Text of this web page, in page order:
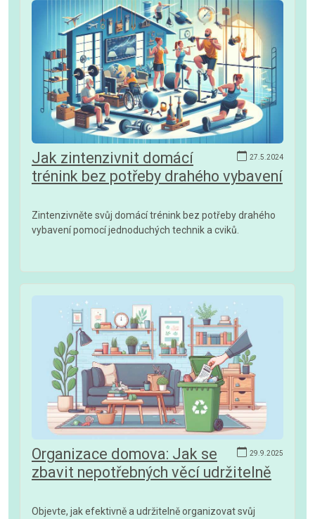
27.5.2024
Jak zintenzivnit domácí
trénink bez potřeby drahého vybavení
Zintenzivněte svůj domácí trénink bez potřeby drahého
vybavení pomocí jednoduchých technik a cviků.
29.9.2025
Organizace domova: Jak se
zbavit nepotřebných věcí udržitelně
Objevte, jak efektivně a udržitelně organizovat svůj